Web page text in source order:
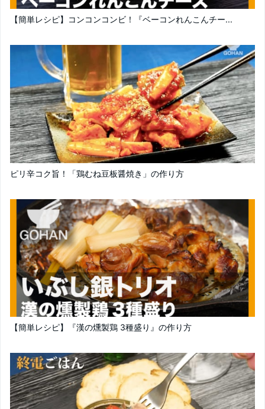
【簡単レシピ】コンコンコンビ！『ベーコンれんこんチー...
ピリ辛コク旨！「鶏むね豆板醤焼き」の作り方
【簡単レシピ】『漢の燻製鶏 3種盛り』の作り方